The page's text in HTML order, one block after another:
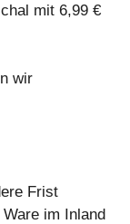
mit 6,99 €
wir
Frist
im Inland